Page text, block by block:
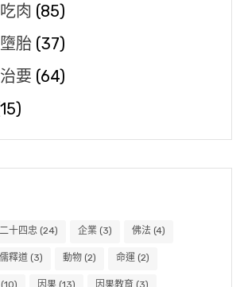
肉 (85)
胎 (37)
要 (64)
二十四忠 (24) 企業 (3) 佛法 (4)
儒釋道 (3) 動物 (2) 命運 (2)
(10) 因果 (13) 因果教育 (3)